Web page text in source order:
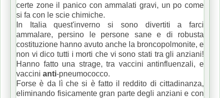
certe zone il panico con ammalati gravi, un po come
si fa con le scie chimiche.
In Italia quest'inverno si sono divertiti a farci
ammalare, persino le persone sane e di robusta
costituzione hanno avuto anche la broncopolmonite, e
non vi dico tutti i morti che vi sono stati tra gli anziani!
Hanno fatto una strage, tra vaccini antinfluenzali, e
vaccini anti-pneumococco.
Forse è da lì che si è fatto il reddito di cittadinanza,
eliminando fisicamente gran parte degli anziani e con